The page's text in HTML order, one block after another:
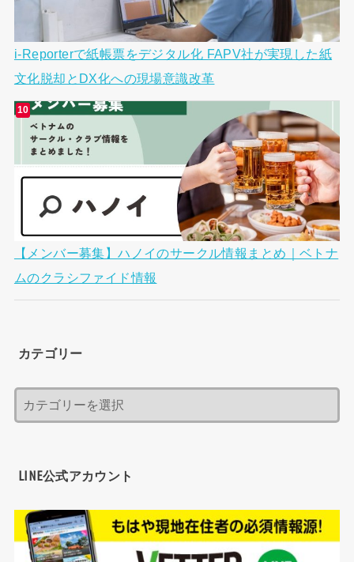
i-Reporterで紙帳票をデジタル化 FAPV社が実現した紙
文化脱却とDX化への現場意識改革
【メンバー募集】ハノイのサークル情報まとめ｜ベトナ
ムのクラシファイド情報
カテゴリー
LINE公式アカウント